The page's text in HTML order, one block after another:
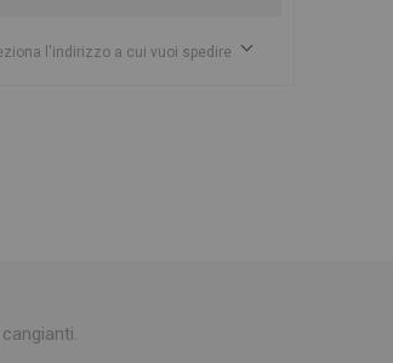
l'indirizzo a cui vuoi spedire